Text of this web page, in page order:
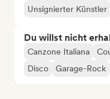
Unsignierter Künstler
Du willst nicht
Canzone Italiana
Disco
Garage-Rock